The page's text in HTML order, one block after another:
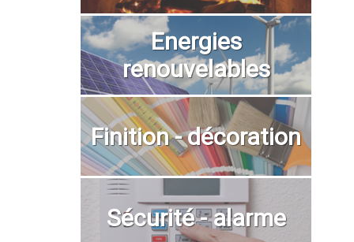
Energies
renouvelables
Finition - décoration
Sécurité - alarme